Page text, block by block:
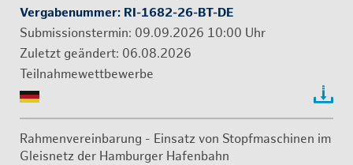
Ver­ga­be­num­mer: RI-1682-26-BT-DE
Sub­mis­si­ons­ter­min: 09.09.2026 10:00 Uhr
06.08.2026
Teil­nah­me­wett­be­wer­be
Rah­men­ver­ein­ba­rung - Ein­satz von Stopf­ma­schi­nen im
Gleis­netz der Ham­bur­ger Ha­fen­bahn